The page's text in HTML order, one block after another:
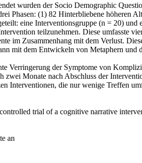
wurden der Socio Demographic
Phasen: (1) 82 Hinterbliebene höheren
eine Interventionsgruppe (n = 20)
teilzunehmen. Diese umfasste
im Zusammenhang mit dem Verlust.
mit dem Entwickeln von Metaphern
Verringerung der Symptome von
Monate nach Abschluss der
Interventionen, die nur wenige Treffen
trial of a cognitive narrative
an